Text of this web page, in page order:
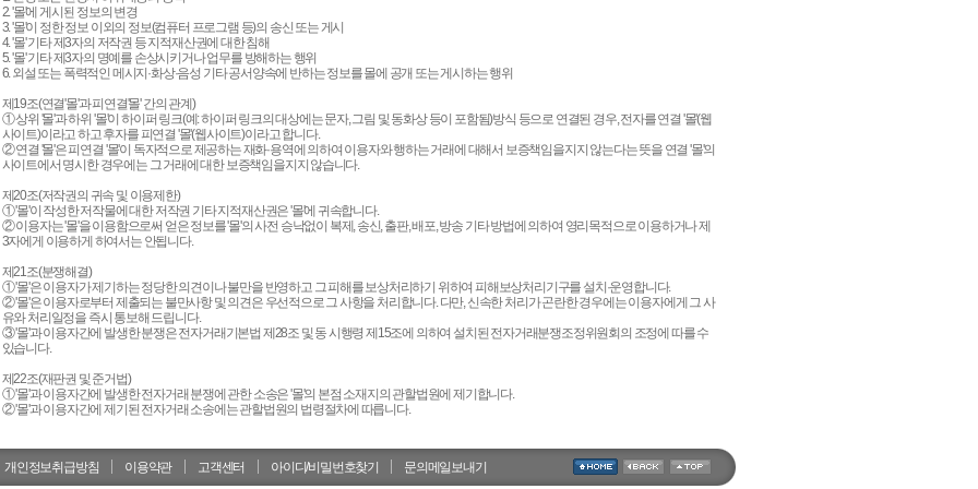
2. '몰'에 게시된 정보의 변경
3. '몰'이 정한 정보 이외의 정보(컴퓨터 프로그램 등)의 송신 또는 게시
4. '몰' 기타 제3자의 저작권 등 지적재산권에 대한 침해
5. '몰' 기타 제3자의 명예를 손상시키거나 업무를 방해하는 행위
6. 외설 또는 폭력적인 메시지·화상·음성 기타 공서양속에 반하는 정보를 몰에 공개 또는 게시하는 행위
제19조(연결'몰'과 피연결'몰' 간의 관계)
① 상위 '몰'과 하위 '몰'이 하이퍼 링크(예: 하이퍼 링크의 대상에는 문자, 그림 및 동화상 등이 포함됨)방식 등으로 연결된 경우, 전자를 연결 '몰'(웹
사이트)이라고 하고 후자를 피연결 '몰'(웹사이트)이라고 합니다.
② 연결 '몰'은 피연결 '몰'이 독자적으로 제공하는 재화·용역에 의하여 이용자와 행하는 거래에 대해서 보증책임을지지 않는다는 뜻을 연결 '몰'의
사이트에서 명시한 경우에는 그 거래에 대한 보증책임을지지 않습니다.
제20조(저작권의 귀속 및 이용제한)
① '몰'이 작성한 저작물에 대한 저작권 기타 지적재산권은 '몰'에 귀속합니다.
② 이용자는 '몰'을 이용함으로써 얻은 정보를 '몰'의 사전 승낙없이 복제, 송신, 출판, 배포, 방송 기타 방법에 의하여 영리목적으로 이용하거나 제
3자에게 이용하게 하여서는 안됩니다.
제21조(분쟁해결)
① '몰'은 이용자가 제기하는 정당한 의견이나 불만을 반영하고 그 피해를 보상처리하기 위하여 피해보상처리기구를 설치·운영합니다.
② '몰'은 이용자로부터 제출되는 불만사항 및 의견은 우선적으로 그 사항을 처리합니다. 다만, 신속한 처리가 곤란한 경우에는 이용자에게 그 사
유와 처리일정을 즉시 통보해 드립니다.
③ '몰'과 이용자간에 발생한 분쟁은 전자거래기본법 제28조 및 동 시행령 제15조에 의하여 설치된 전자거래분쟁조정위원회의 조정에 따를 수
있습니다.
제22조(재판권 및 준거법)
① '몰'과 이용자간에 발생한 전자거래 분쟁에 관한 소송은 '몰'의 본점 소재지의 관할법원에 제기합니다.
② '몰'과 이용자간에 제기된 전자거래 소송에는 관할법원의 법령절차에 따릅니다.
개인정보취급방침 이용약관 고객센터 아이디/비밀번호찾기 문의메일보내기